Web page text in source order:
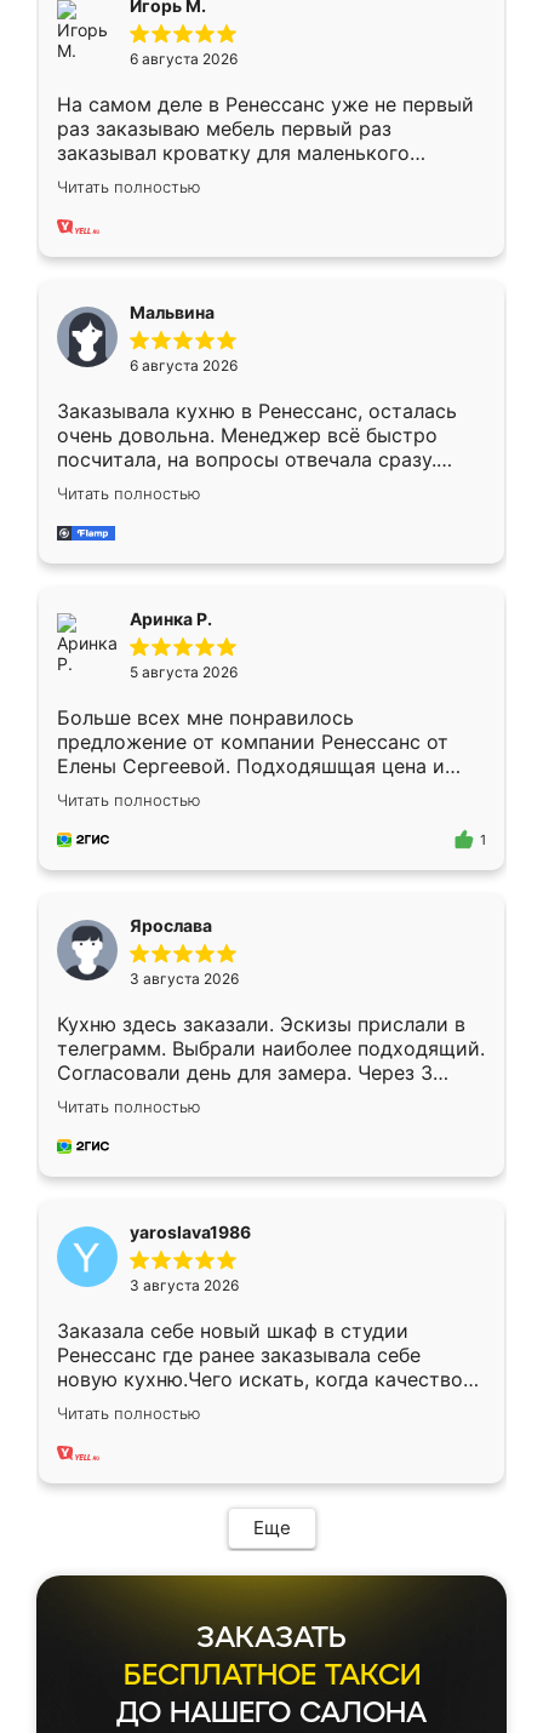
Игорь М.
6 августа 2026
На самом деле в Ренессанс уже не первый
раз заказываю мебель первый раз
заказывал кроватку для маленького
ребёнка при его рождении ,во второй раз
заказал шкаф-купе. По качеству очень
хорошее сборка достаточно быстрая,
меньше, здесь же он более разнообразный.
Мне нравится ,если что-то потребуется из
мебели буду заказывать только здесь.
Читать полностью
Мальвина
6 августа 2026
Заказывала кухню в Ренессанс, осталась
очень довольна. Менеджер всё быстро
посчитала, на вопросы отвечала сразу.
Замерщик приехал в субботу, подошёл к
делу со всей ответственностью. Собрали
за день, ребята работали аккуратно, даже
Читать полностью
Аринка Р.
5 августа 2026
Больше всех мне понравилось
предложение от компании Ренессанс от
Елены Сергеевой. Подходяшщая цена и
короткие сроки изготовления. Приехавший
для замера сотрудник Владислав
предложил по моему эскизу самый
Читать полностью
1
Ярослава
3 августа 2026
Кухню здесь заказали. Эскизы прислали в
телеграмм. Выбрали наиболее подходящий.
Согласовали день для замера. Через 3
недели кухня была уже готова. Остались
довольны работой. Спасибо Ренессанс
мебель за качественную работу!
Читать полностью
yaroslava1986
3 августа 2026
Заказала себе новый шкаф в студии
Ренессанс где ранее заказывала себе
новую кухню.Чего искать, когда качеством
вполне довольна. Служит кухня уже почти
два года, нареканий нет.
Читать полностью
Еще
ЗАКАЗАТЬ
БЕСПЛАТНОЕ ТАКСИ
ДО НАШЕГО САЛОНА